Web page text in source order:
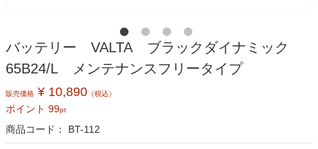
バッテリー VALTA ブラックダイナミック
65B24/L メンテナンスフリータイプ
販売価格 ¥ 10,890 （税込）
ポイント 99pt
商品コード： BT-112